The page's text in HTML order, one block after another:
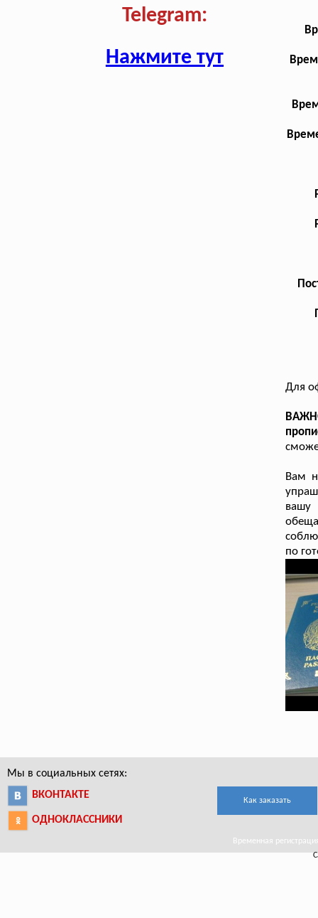
Telegram:
Нажмите тут
Для
Вам
вашу
по
Мы в социальных сетях:
ВКОНТАКТЕ
ОДНОКЛАССНИКИ
Как заказать
Временная